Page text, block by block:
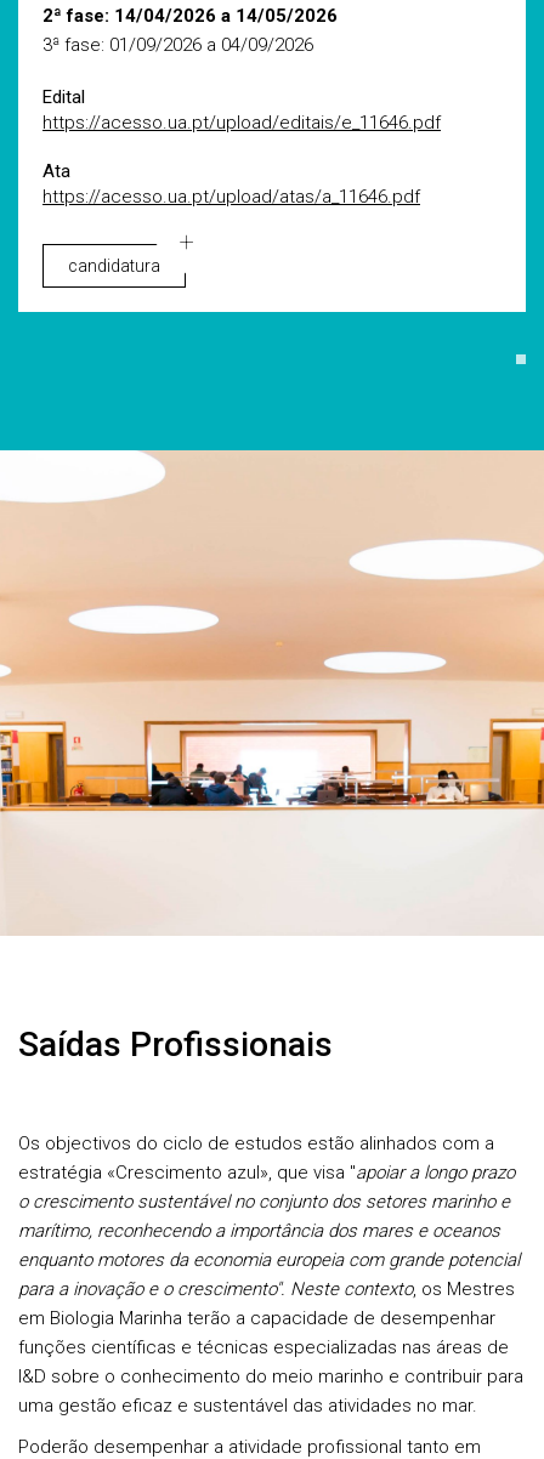
2ª fase: 14/04/2026 a 14/05/2026
3ª fase: 01/09/2026 a 04/09/2026
Edital
https://acesso.ua.pt/upload/editais/e_11646.pdf
Ata
https://acesso.ua.pt/upload/atas/a_11646.pdf
candidatura
Saídas Profissionais
Os objectivos do ciclo de estudos estão alinhados com a
estratégia «Crescimento azul», que visa "apoiar a longo prazo
o crescimento sustentável no conjunto dos setores marinho e
marítimo, reconhecendo a importância dos mares e oceanos
enquanto motores da economia europeia com grande potencial
para a inovação e o crescimento". Neste contexto, os Mestres
em Biologia Marinha terão a capacidade de desempenhar
funções científicas e técnicas especializadas nas áreas de
I&D sobre o conhecimento do meio marinho e contribuir para
uma gestão eficaz e sustentável das atividades no mar.
Poderão desempenhar a atividade profissional tanto em